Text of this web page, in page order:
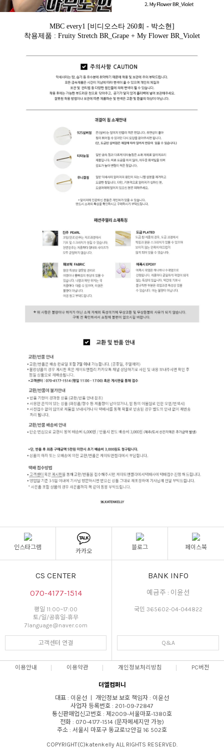
MBC every1 [비디오스타 260회 - 박소현]
착용제품 : Fruity Stretch BR_Grape + My Flower BR_Violet
인스타그램
카카오
블로그 페이스북
CS CENTER
070-4177-1514
평일 11:00~17:00
토/일/공휴일-휴무
7language@naver.com
고객센터 연결
BANK INFO
예금주 : 이윤선
국민 365602-04-044822
Q&A
이용안내 이용약관 개인정보처리방침 PC버전
더엘컴퍼니
대표 : 이윤선 ㅣ 개인정보 보호 책임자 : 이윤선
사업자 등록번호 : 201-09-72847
통신판매업신고번호 : 제2009-서울마포-1380호
전화 : 070-4177-1514 (문자메세지만 가능)
주소 : 서울시 마포구 동교로12안길 16 502호
COPYRIGHT(C)katenkelly ALL RIGHTS RESERVED.